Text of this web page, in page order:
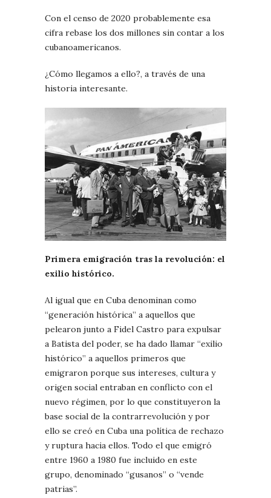
Con el censo de 2020 probablemente esa
cifra rebase los dos millones sin contar a los
cubanoamericanos.
¿Cómo llegamos a ello?, a través de una
historia interesante.
Primera emigración tras la revolución: el
exilio histórico.
Al igual que en Cuba denominan como
“generación histórica” a aquellos que
pelearon junto a Fidel Castro para expulsar
a Batista del poder, se ha dado llamar “exilio
histórico” a aquellos primeros que
emigraron porque sus intereses, cultura y
origen social entraban en conflicto con el
nuevo régimen, por lo que constituyeron la
base social de la contrarrevolución y por
ello se creó en Cuba una política de rechazo
y ruptura hacia ellos. Todo el que emigró
entre 1960 a 1980 fue incluido en este
grupo, denominado “gusanos” o “vende
patrias”.